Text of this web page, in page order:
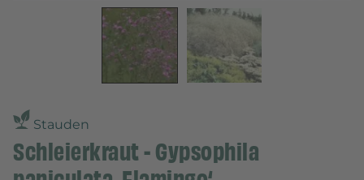
Stauden
Schleierkraut - Gypsophila